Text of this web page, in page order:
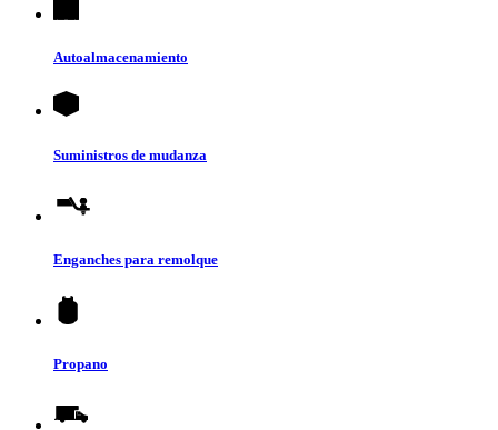
Autoalmacenamiento
Suministros de mudanza
Enganches para remolque
Propano